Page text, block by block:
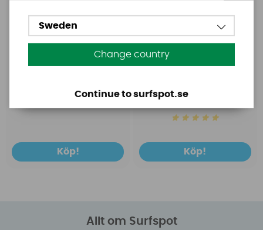
Köp! Köp!
Allt om Surfspot
Sweden
Change country
Continue to surfspot.se